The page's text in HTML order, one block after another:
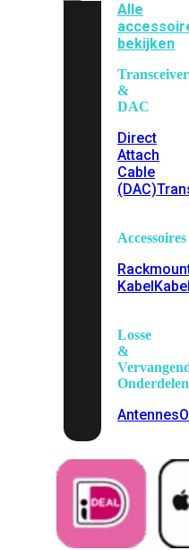
Alle
bekijken
&
DAC
Direct
Attach
Cable
(DAC)
Accessoires
Kabel
Losse
&
Onderdelen
Antennes